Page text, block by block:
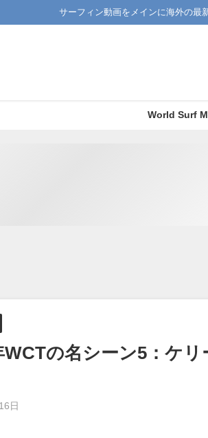
サーフィン動画をメインに海外の最
World Surf
WCTの名シーン5：ケ
日